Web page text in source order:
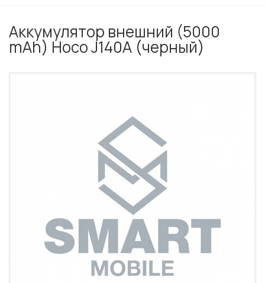
Аккумулятор внешний (5000
mAh) Hoco J140A (черный)